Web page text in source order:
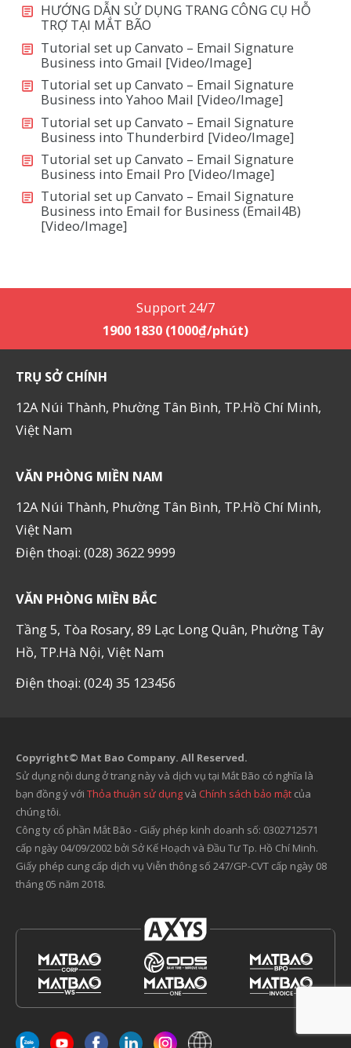
HƯỚNG DẪN SỬ DỤNG TRANG CÔNG CỤ HỖ
TRỢ TẠI MẮT BÃO
Tutorial set up Canvato – Email Signature
Business into Gmail [Video/Image]
Tutorial set up Canvato – Email Signature
Business into Yahoo Mail [Video/Image]
Tutorial set up Canvato – Email Signature
Business into Thunderbird [Video/Image]
Tutorial set up Canvato – Email Signature
Business into Email Pro [Video/Image]
Tutorial set up Canvato – Email Signature
Business into Email for Business (Email4B)
[Video/Image]
Support 24/7
1900 1830 (1000₫/phút)
TRỤ SỞ CHÍNH
12A Núi Thành, Phường Tân Bình, TP.Hồ Chí Minh,
Việt Nam
VĂN PHÒNG MIỀN NAM
12A Núi Thành, Phường Tân Bình, TP.Hồ Chí Minh,
Việt Nam
Điện thoại: (028) 3622 9999
VĂN PHÒNG MIỀN BẮC
Tầng 5, Tòa Rosary, 89 Lạc Long Quân, Phường Tây
Hồ, TP.Hà Nội, Việt Nam
Điện thoại: (024) 35 123456
Copyright© Mat Bao Company. All Reserved.
Sử dụng nội dung ở trang này và dịch vụ tại Mắt Bão có nghĩa là
bạn đồng ý với Thỏa thuận sử dụngvà Chính sách bảo mật của
chúng tôi.
Công ty cổ phần Mắt Bão - Giấy phép kinh doanh số: 0302712571
cấp ngày 04/09/2002 bởi Sở Kế Hoạch và Đầu Tư Tp. Hồ Chí Minh.
Giấy phép cung cấp dịch vụ Viễn thông số 247/GP-CVT cấp ngày 08
tháng 05 năm 2018.